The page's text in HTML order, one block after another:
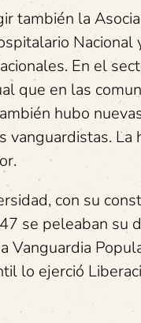
también la
Nacional
En el
que en las
hubo
vanguardistas.
con su
se peleaban su
Vanguardia
lo ejerció